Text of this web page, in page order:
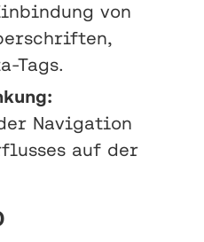
von
Tags.
Navigation
auf der